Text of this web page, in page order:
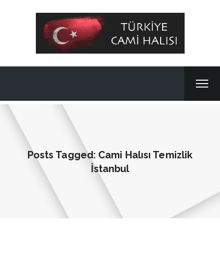
Posts Tagged: Cami Halısı Temizlik
İstanbul